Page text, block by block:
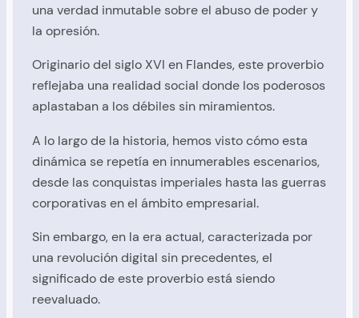
una verdad inmutable sobre el abuso de poder y
la opresión.
Originario del siglo XVI en Flandes, este proverbio
reflejaba una realidad social donde los poderosos
aplastaban a los débiles sin miramientos.
A lo largo de la historia, hemos visto cómo esta
dinámica se repetía en innumerables escenarios,
desde las conquistas imperiales hasta las guerras
corporativas en el ámbito empresarial.
Sin embargo, en la era actual, caracterizada por
una revolución digital sin precedentes, el
significado de este proverbio está siendo
reevaluado.